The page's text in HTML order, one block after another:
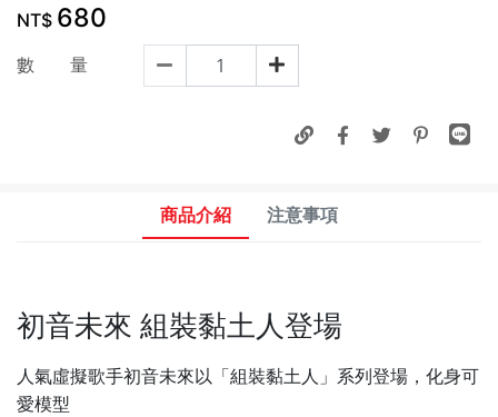
NT$ 680
數 量
商品介紹 注意事項
初音未來 組裝黏土人登場
人氣虛擬歌手初音未來以「組裝黏土人」系列登場，化身可
愛模型